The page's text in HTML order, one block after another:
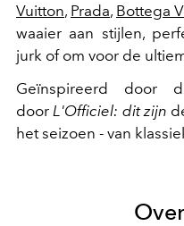
Vuitton, Prada, Bottega
waaier aan stijlen,
jurk of om voor de
Geïnspireerd door
door L'Officiel: dit zijn
het seizoen - van